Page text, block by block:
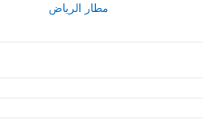
مطار الرياض